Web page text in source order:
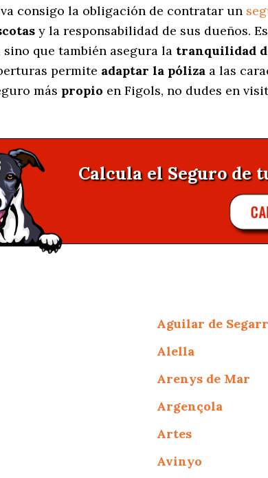
consigo la obligación de contratar un
y la responsabilidad de sus dueños.
que también asegura la tranquilidad
permite adaptar la póliza a las
más propio en Figols, no dudes en
Calcula el Seguro de
Aguilar de
Alella
Arenys de Mar
Argençola
Artes
Avinyo